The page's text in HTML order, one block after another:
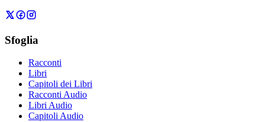
Sfoglia
Racconti
Libri
Capitoli dei Libri
Racconti Audio
Libri Audio
Capitoli Audio